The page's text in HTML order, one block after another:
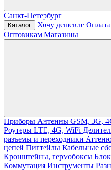
Санкт-Петербург
Каталог Хочу дешевле Оплата
Оптовикам Магазины
Приборы Антенны GSM, 3G,
Роутеры LTE, 4G, WiFi
разъемы и переходники
цепей Пигтейлы Кабельные
Кронштейны, гермобоксы
Коммутация Инструменты